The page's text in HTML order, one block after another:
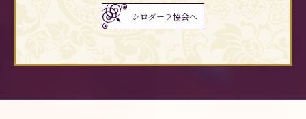
シロダーラ協会へ